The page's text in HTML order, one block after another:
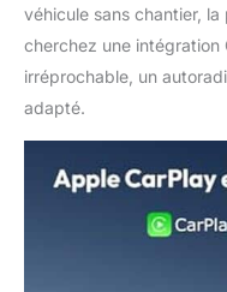
véhicule sans chantier,
cherchez une intégration
irréprochable, un
adapté.